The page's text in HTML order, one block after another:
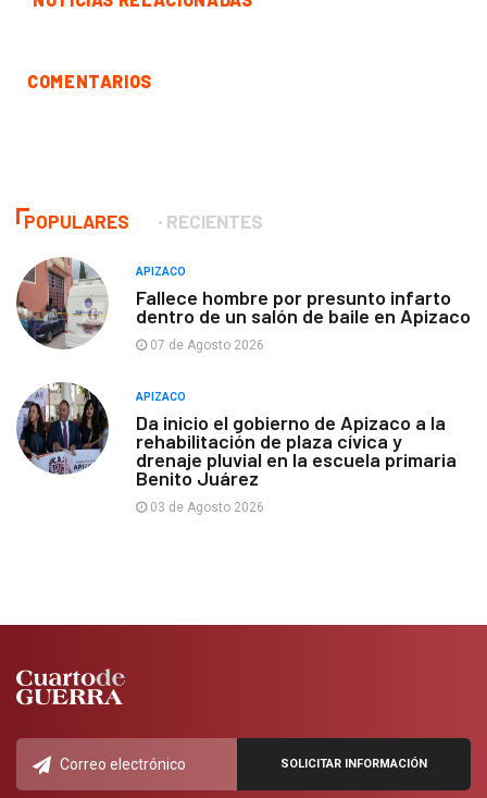
COMENTARIOS
POPULARES RECIENTES
APIZACO
Fallece hombre por presunto infarto
dentro de un salón de baile en Apizaco
07 de Agosto 2026
APIZACO
Da inicio el gobierno de Apizaco a la
rehabilitación de plaza cívica y
drenaje pluvial en la escuela primaria
Benito Juárez
03 de Agosto 2026